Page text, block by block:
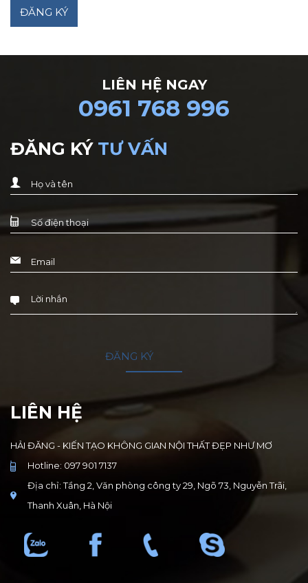
LIÊN HỆ NGAY
0961 768 996
ĐĂNG KÝ TƯ VẤN
LIÊN HỆ
HẢI ĐĂNG - KIẾN TẠO KHÔNG GIAN NỘI THẤT ĐẸP NHƯ MƠ
Hotline: 097 901 7137
Địa chỉ: Tầng 2, Văn phòng công ty 29, Ngõ 73, Nguyễn Trãi,
Thanh Xuân, Hà Nội